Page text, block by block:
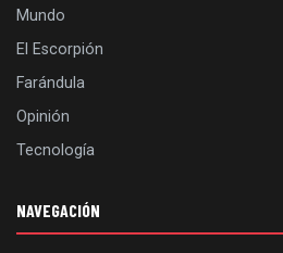
Mundo
El Escorpión
Farándula
Opinión
Tecnología
NAVEGACIÓN